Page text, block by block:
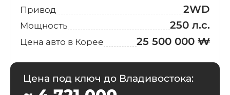
Привод 2WD
Мощность 250 л.с.
Цена авто в Корее 25 500 000 ₩
Цена под ключ до Владивостока: